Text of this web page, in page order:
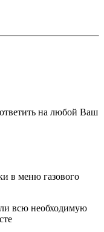
на любой Ваш
в меню газового
всю необходимую